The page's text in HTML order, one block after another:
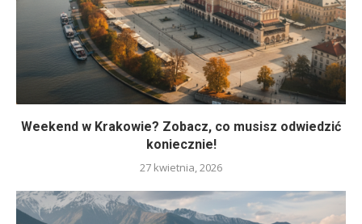
Weekend w Krakowie? Zobacz, co musisz odwiedzić
koniecznie!
27 kwietnia, 2026